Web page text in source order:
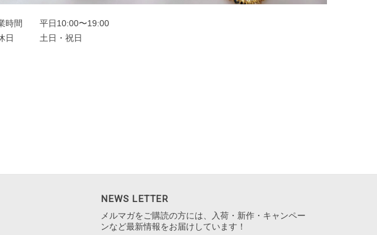
時間
平日10:00〜19:00
日
土日・祝日
NEWS LETTER
メルマガをご購読の方には、入荷・新作・キャンペー
ンなど最新情報をお届けしています！